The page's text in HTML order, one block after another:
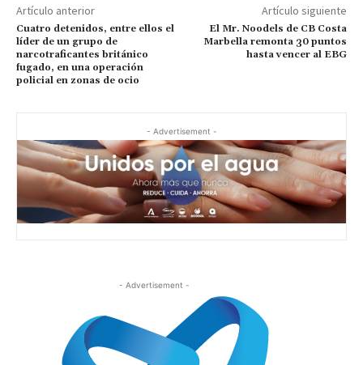
Artículo anterior
Cuatro detenidos, entre ellos el
líder de un grupo de
narcotraficantes británico
fugado, en una operación
policial en zonas de ocio
Artículo siguiente
El Mr. Noodels de CB Costa
Marbella remonta 30 puntos
hasta vencer al EBG
- Advertisement -
- Advertisement -